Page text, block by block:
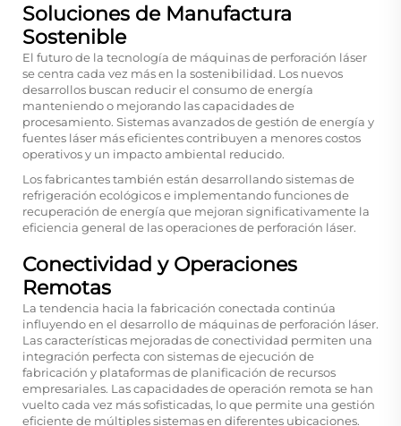
Soluciones de Manufactura
Sostenible
El futuro de la tecnología de máquinas de perforación láser
se centra cada vez más en la sostenibilidad. Los nuevos
desarrollos buscan reducir el consumo de energía
manteniendo o mejorando las capacidades de
procesamiento. Sistemas avanzados de gestión de energía y
fuentes láser más eficientes contribuyen a menores costos
operativos y un impacto ambiental reducido.
Los fabricantes también están desarrollando sistemas de
refrigeración ecológicos e implementando funciones de
recuperación de energía que mejoran significativamente la
eficiencia general de las operaciones de perforación láser.
Conectividad y Operaciones
Remotas
La tendencia hacia la fabricación conectada continúa
influyendo en el desarrollo de máquinas de perforación láser.
Las características mejoradas de conectividad permiten una
integración perfecta con sistemas de ejecución de
fabricación y plataformas de planificación de recursos
empresariales. Las capacidades de operación remota se han
vuelto cada vez más sofisticadas, lo que permite una gestión
eficiente de múltiples sistemas en diferentes ubicaciones.